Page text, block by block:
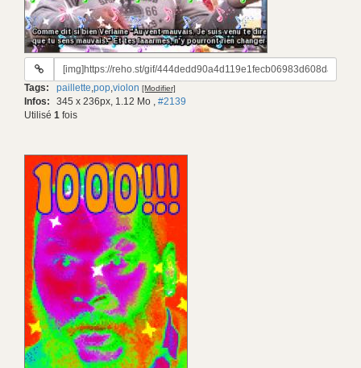
URL
gif:
Tags: paillette,pop,violon [Modifier]
Infos: 345 x 236px, 1.12 Mo , #2139
Utilisé 1 fois